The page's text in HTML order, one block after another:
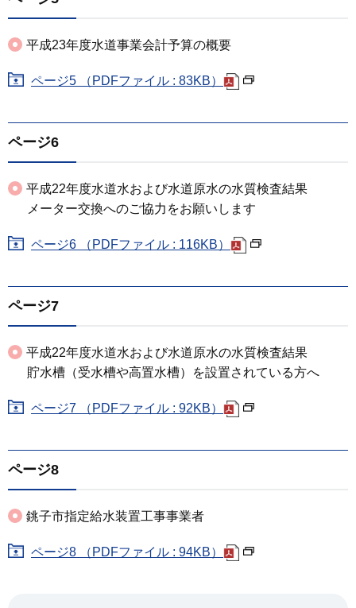
平成23年度水道事業会計予算の概要
ページ5 （PDFファイル : 83KB）
ページ6
平成22年度水道水および水道原水の水質検査結果
メーター交換へのご協力をお願いします
ページ6 （PDFファイル : 116KB）
ページ7
平成22年度水道水および水道原水の水質検査結果
貯水槽（受水槽や高置水槽）を設置されている方へ
ページ7 （PDFファイル : 92KB）
ページ8
銚子市指定給水装置工事事業者
ページ8 （PDFファイル : 94KB）